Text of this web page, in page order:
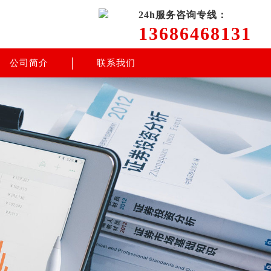
24h服务咨询专线：
13686468131
公司简介 联系我们